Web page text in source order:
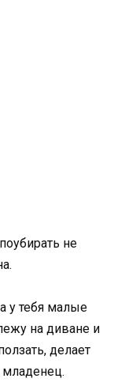
не
у тебя малые
на диване и
делает